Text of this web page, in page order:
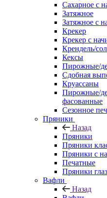
Сахарное с
Затяжное
Затяжное с
Крекер
Крекер с
Крендель/
Кексы
Пирожные/
Сдобная
Круассаны
Пирожные/
фасованные
Сезонное
Пряники
Назад
Пряники
Пряники
Пряники с
Печатные
Пряники
Вафли
Назад